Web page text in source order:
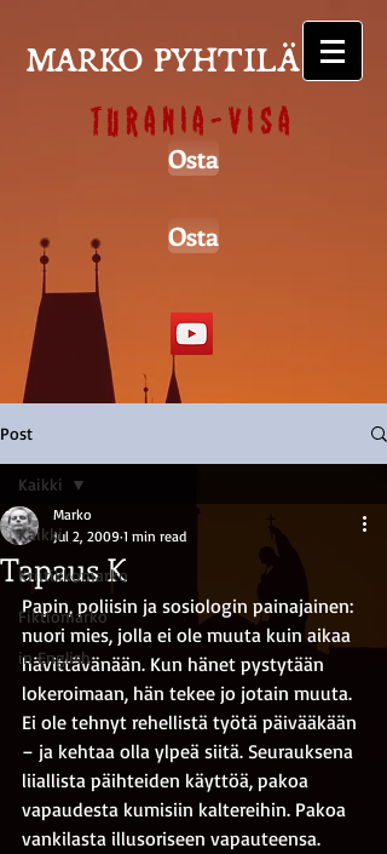
MARKO PYHTILÄ
Turania-visa
Osta
Osta
Post
Kaikki
Kriitikkomarko
Fiktiomarko
in English
Kaikki
Tapaus K
Marko
Jul 2, 2009 1 min read
Papin, poliisin ja sosiologin painajainen:
nuori mies, jolla ei ole muuta kuin aikaa
hävittävänään. Kun hänet pystytään
lokeroimaan, hän tekee jo jotain muuta.
Ei ole tehnyt rehellistä työtä päivääkään
– ja kehtaa olla ylpeä siitä. Seurauksena
liiallista päihteiden käyttöä, pakoa
vapaudesta kumisiin kaltereihin. Pakoa
vankilasta illusoriseen vapauteensa.